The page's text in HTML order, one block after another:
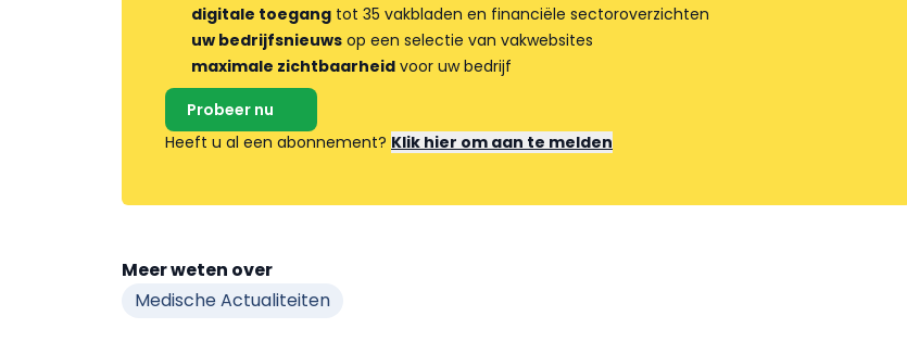
digitale toegang tot 35 vakbladen en financiële sectoroverzichten
uw bedrijfsnieuws op een selectie van vakwebsites
maximale zichtbaarheid voor uw bedrijf
Probeer nu
Heeft u al een abonnement? Klik hier om aan te melden
Meer weten over
Medische Actualiteiten